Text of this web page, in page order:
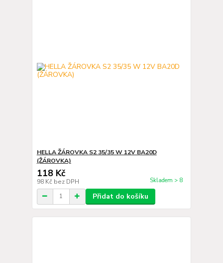
HELLA ŽÁROVKA S2 35/35 W 12V BA20D
(ŽÁROVKA)
118 Kč
98 Kč bez DPH Skladem > 8
Přidat do košíku